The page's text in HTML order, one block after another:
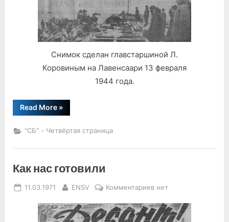
Снимок сделан главстаршиной Л.
Коровиным на Лавенсаари 13 февраля
1944 года.
Read More“Друзья
мои,
»
"СБ" - Четвёртая страница
Как нас готовили
Posted
11.03.1971 By
ENSV Комментариевк
Как
нет